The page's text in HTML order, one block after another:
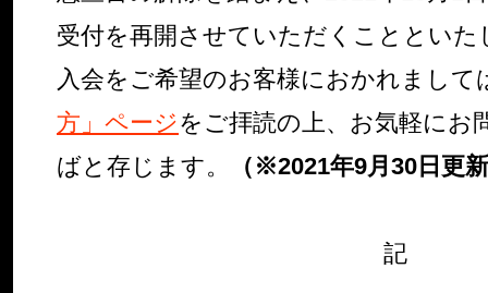
受付を再開させていただくこととい
入会をご希望のお客様におかれまして
方」ページをご拝読の上、お気軽にお
ばと存じます。
（※2021年9月30日更
記